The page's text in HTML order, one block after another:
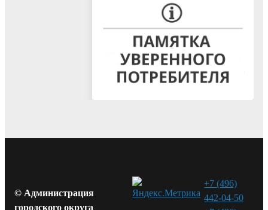
© Администрация
городского округа
+7 (496)
442-04-50